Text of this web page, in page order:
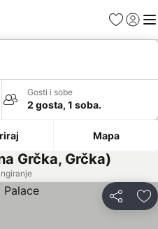
FavoritiPrijavi
Gosti i sobe
2 gosta, 1 soba.
Mapa
Grčka, Grčka)
Deli